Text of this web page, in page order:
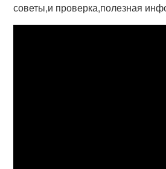
советы,и проверка,полезная